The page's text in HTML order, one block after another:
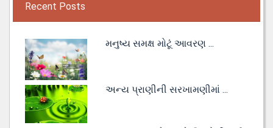
Recent Posts
મનુષ્ય સમક્ષ મોટૂં આવરણ ...
અન્ય પ્રાણીની સરખામણીમાં ...